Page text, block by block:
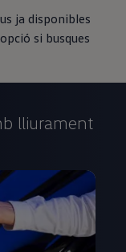
ja disponibles
si busques
lliurament